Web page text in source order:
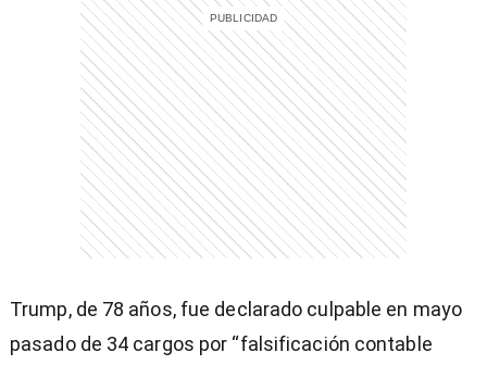
Trump, de 78 años, fue declarado culpable en mayo
pasado de 34 cargos por “falsificación contable